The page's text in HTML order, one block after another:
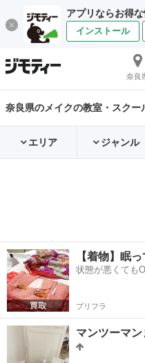
アプリならお得
インストール
奈良
奈良県のメイクの教室・スクー
エリア ジャンル
【着物】眠
状態が悪くても
プリフラ
マンツーマ